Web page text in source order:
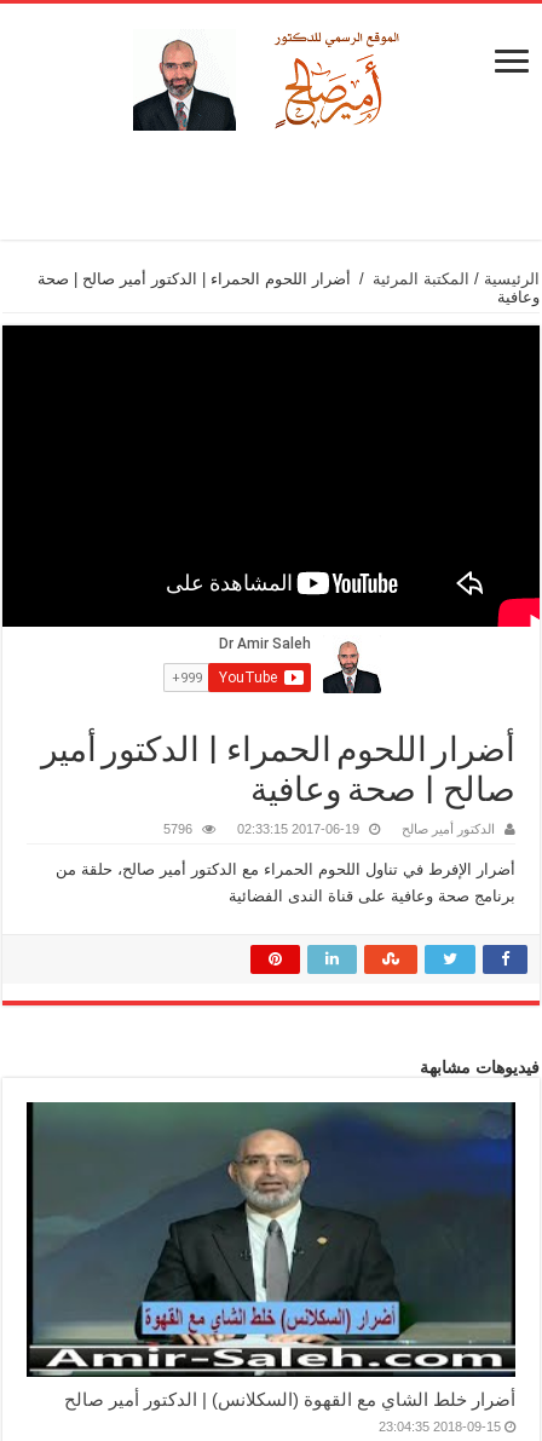
الرئيسية / المكتبة المرئية / أضرار اللحوم الحمراء | الدكتور أمير صالح | صحة
وعافية
أضرار اللحوم الحمراء | الدكتور أمير
صالح | صحة وعافية
الدكتور أمير صالح 2017-06-19 02:33:15
5796
أضرار الإفرط في تناول اللحوم الحمراء مع الدكتور أمير صالح، حلقة من
برنامج صحة وعافية على قناة الندى الفضائية
فيديوهات مشابهة
أضرار خلط الشاي مع القهوة (السكلانس) | الدكتور أمير صالح
2018-09-15 23:04:35